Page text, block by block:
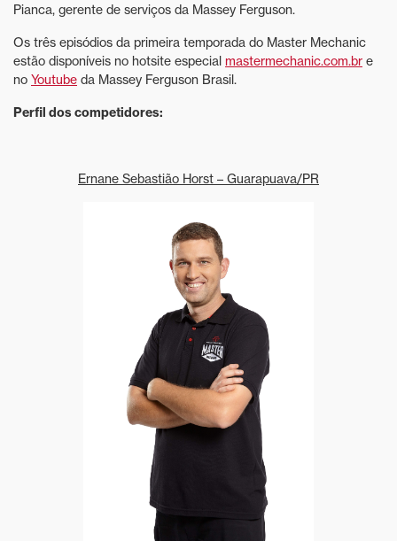
Pianca, gerente de serviços da Massey Ferguson.
Os três episódios da primeira temporada do Master Mechanic
estão disponíveis no hotsite especial mastermechanic.com.br e
no Youtube da Massey Ferguson Brasil.
Perfil dos competidores:
Ernane Sebastião Horst – Guarapuava/PR